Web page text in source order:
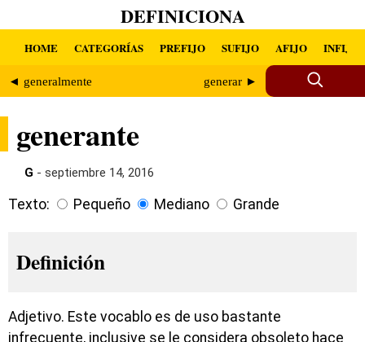
DEFINICIONA
HOME CATEGORÍAS PREFIJO SUFIJO AFIJO INFIJO
◄ generalmente generar ►
generante
G - septiembre 14, 2016
Texto: Pequeño Mediano Grande
Definición
Adjetivo. Este vocablo es de uso bastante
infrecuente, inclusive se le considera obsoleto hace